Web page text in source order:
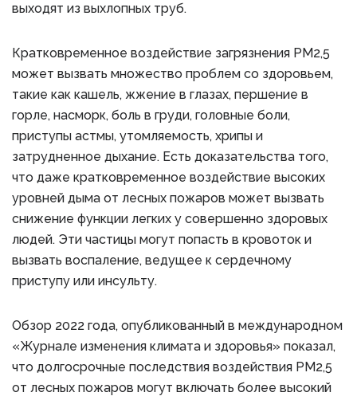
выходят из выхлопных труб.
Кратковременное воздействие загрязнения PM2,5
может вызвать множество проблем со здоровьем,
такие как кашель, жжение в глазах, першение в
горле, насморк, боль в груди, головные боли,
приступы астмы, утомляемость, хрипы и
затрудненное дыхание. Есть доказательства того,
что даже кратковременное воздействие высоких
уровней дыма от лесных пожаров может вызвать
снижение функции легких у совершенно здоровых
людей. Эти частицы могут попасть в кровоток и
вызвать воспаление, ведущее к сердечному
приступу или инсульту.
Обзор 2022 года, опубликованный в международном
«Журнале изменения климата и здоровья» показал,
что долгосрочные последствия воздействия PM2,5
от лесных пожаров могут включать более высокий